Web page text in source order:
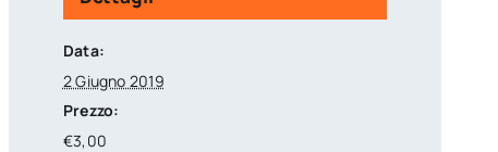
Data:
2 Giugno 2019
Prezzo:
€3,00